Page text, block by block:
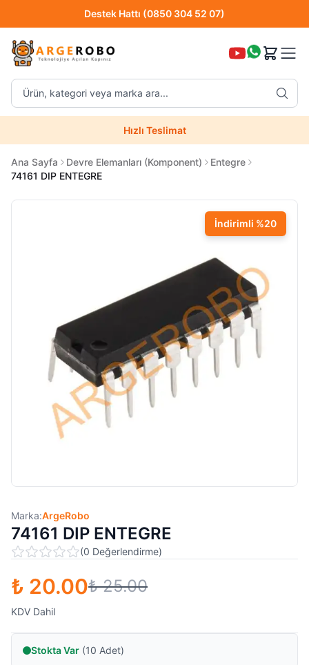
Destek Hattı (0850 304 52 07)
Ürün, kategori veya marka ara...
Destek Hattı (0850 304 52 07)
Hızlı Teslimat
Uzman Teknik Servis
Ana Sayfa Devre Elemanları (Komponent)
Entegre
74161 DIP ENTEGRE
İndirimli %20
Marka:ArgeRobo
74161 DIP ENTEGRE
(0 Değerlendirme)
₺ 20.00₺ 25.00
KDV Dahil
Stokta Var (10 Adet)